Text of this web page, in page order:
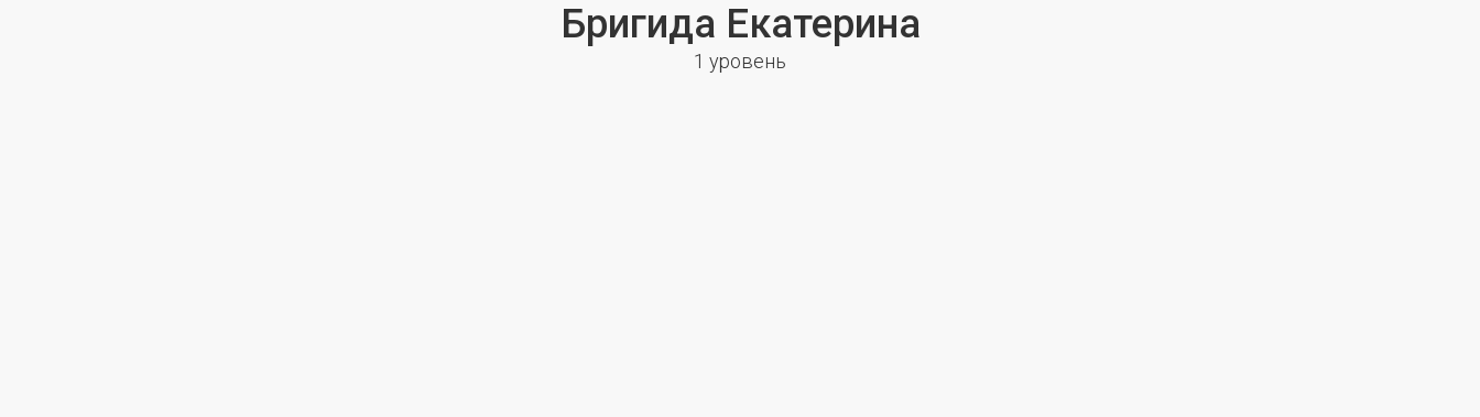
Бригида Екатерина
1 уровень